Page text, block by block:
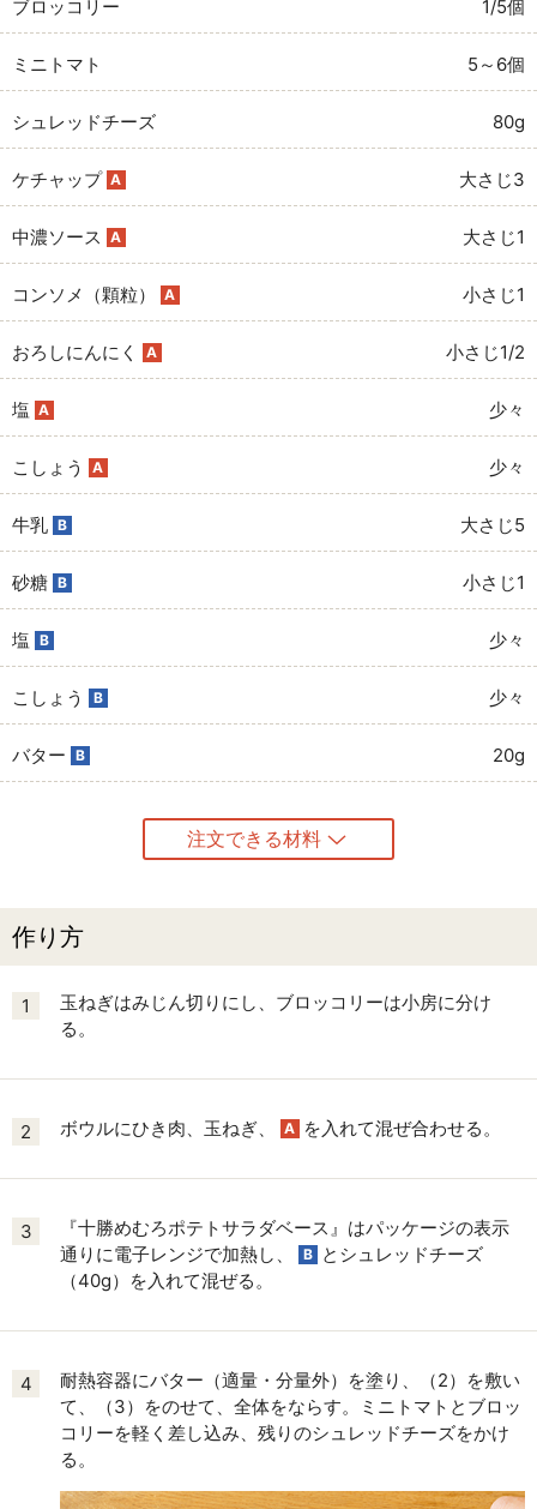
ブロッコリー 1/5個
ミニトマト 5～6個
シュレッドチーズ 80g
ケチャップ A 大さじ3
中濃ソース A 大さじ1
コンソメ（顆粒） A 小さじ1
おろしにんにく A 小さじ1/2
塩 A 少々
こしょう A 少々
牛乳 B 大さじ5
砂糖 B 小さじ1
塩 B 少々
こしょう B 少々
バター B 20g
注文できる材料
作り方
1
玉ねぎはみじん切りにし、ブロッコリーは小房に分け
る。
2 ボウルにひき肉、玉ねぎ、 A を入れて混ぜ合わせる。
3
『十勝めむろポテトサラダベース』はパッケージの表示
通りに電子レンジで加熱し、
B
とシュレッドチーズ
（40g）を入れて混ぜる。
4
耐熱容器にバター（適量・分量外）を塗り、（2）を敷い
て、（3）をのせて、全体をならす。ミニトマトとブロッ
コリーを軽く差し込み、残りのシュレッドチーズをかけ
る。